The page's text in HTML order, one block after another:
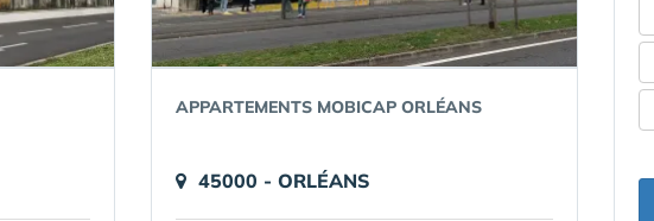
APPARTEMENTS MOBICAP ORLÉANS
45000 - ORLÉANS